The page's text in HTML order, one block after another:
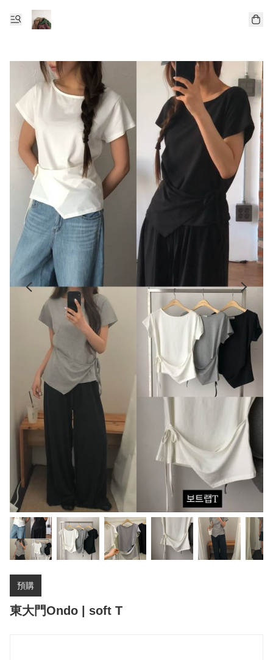
預購
東大門Ondo | soft T